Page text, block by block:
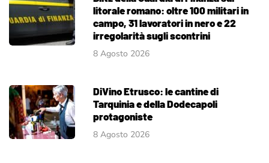
litorale romano: oltre 100 militari in
campo, 31 lavoratori in nero e 22
irregolarità sugli scontrini
8 Agosto 2026
DiVino Etrusco: le cantine di
Tarquinia e della Dodecapoli
protagoniste
8 Agosto 2026